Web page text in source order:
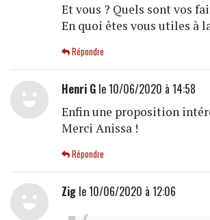
Et vous ? Quels sont vos
En quoi êtes vous utiles à
Répondre
Henri Gle 10/06/2020 à 14:58
Enfin une proposition
Merci Anissa !
Répondre
Zigle 10/06/2020 à 12:06